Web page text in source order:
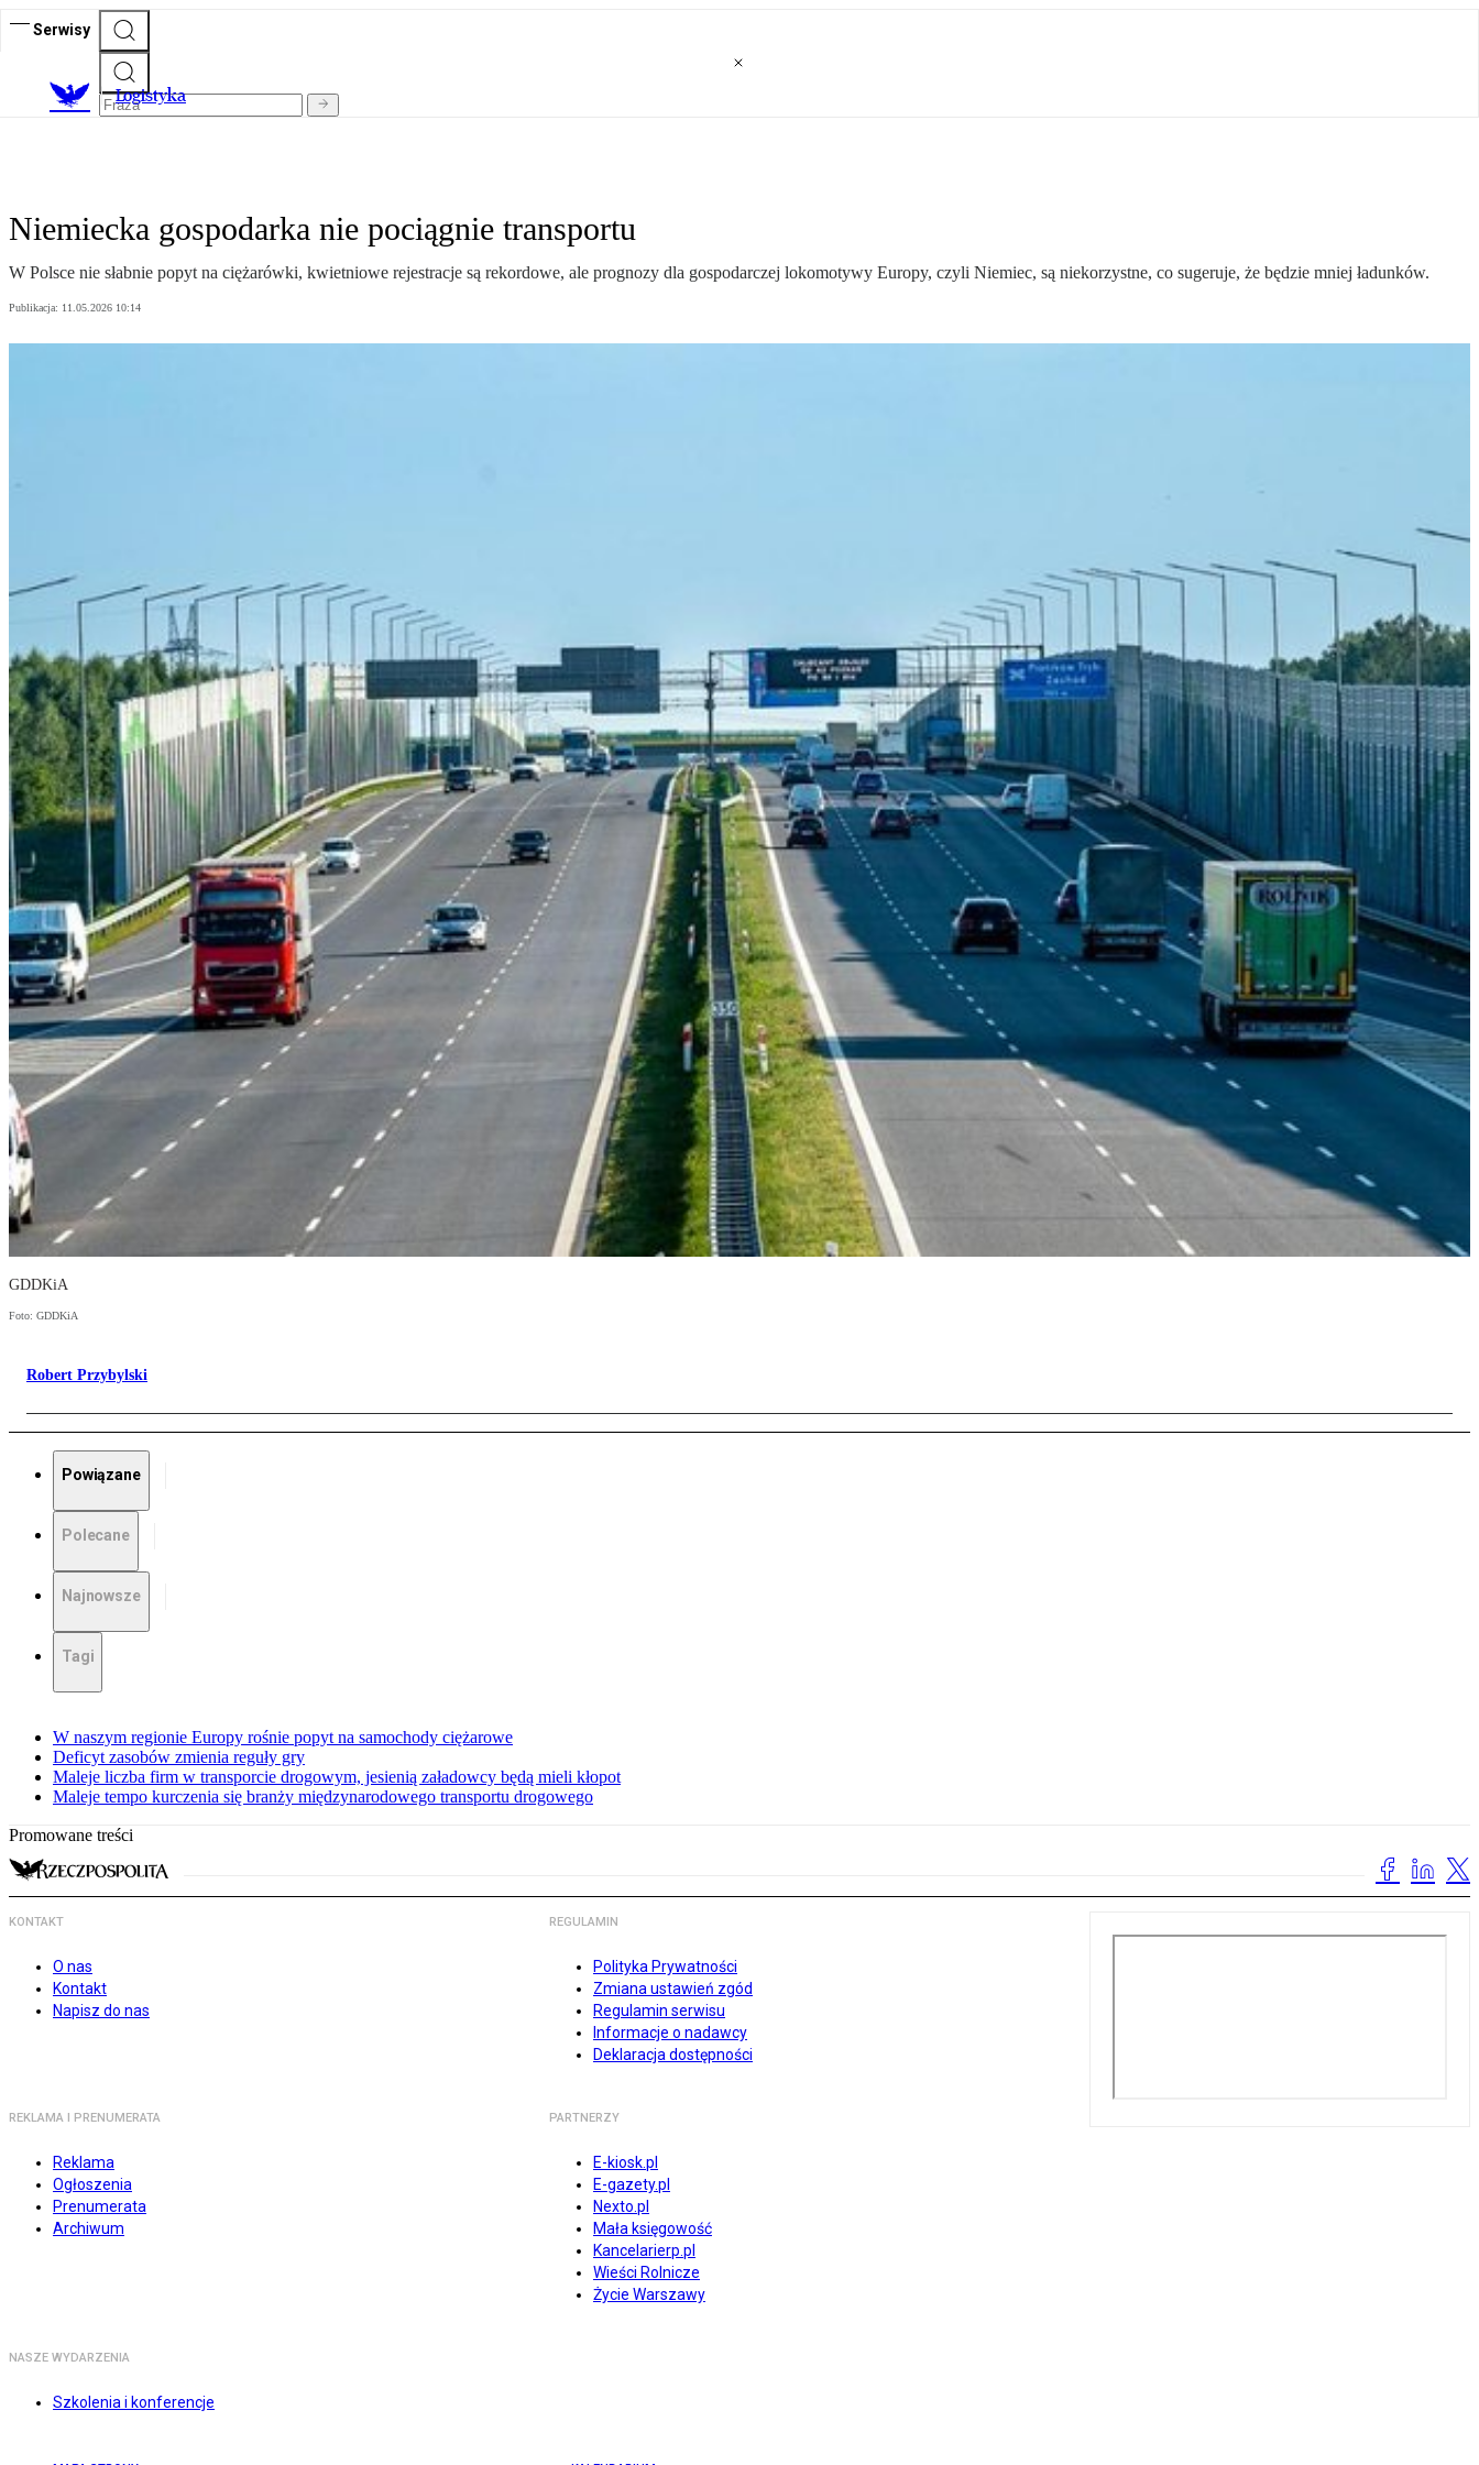
Serwisy
Logistyka
Niemiecka gospodarka nie pociągnie transportu
W Polsce nie słabnie popyt na ciężarówki, kwietniowe rejestracje są rekordowe, ale prognozy dla gospodarczej lokomotywy Europy, czyli Niemiec, są niekorzystne, co sugeruje, że będzie mniej ładunków.
Publikacja: 11.05.2026 10:14
GDDKiA
Foto: GDDKiA
Robert Przybylski
Powiązane
Polecane
Najnowsze
Tagi
W naszym regionie Europy rośnie popyt na samochody ciężarowe
Deficyt zasobów zmienia reguły gry
Maleje liczba firm w transporcie drogowym, jesienią załadowcy będą mieli kłopot
Maleje tempo kurczenia się branży międzynarodowego transportu drogowego
Promowane treści
KONTAKT
O nas
Kontakt
Napisz do nas
REGULAMIN
Polityka Prywatności
Zmiana ustawień zgód
Regulamin serwisu
Informacje o nadawcy
Deklaracja dostępności
REKLAMA I PRENUMERATA
Reklama
Ogłoszenia
Prenumerata
Archiwum
PARTNERZY
E-kiosk.pl
E-gazety.pl
Nexto.pl
Mała księgowość
Kancelarierp.pl
Wieści Rolnicze
Życie Warszawy
NASZE WYDARZENIA
Szkolenia i konferencje